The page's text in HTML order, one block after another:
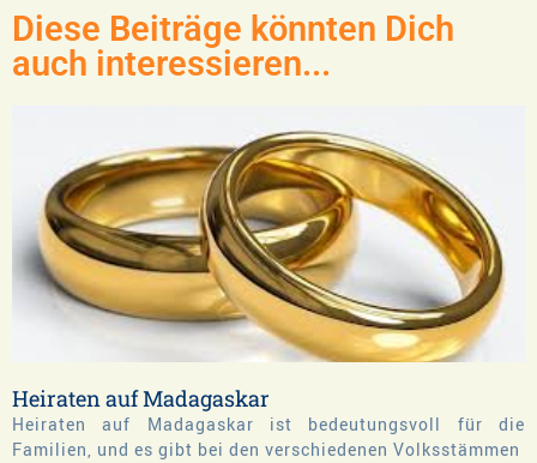
Diese Beiträge könnten Dich
auch interessieren...
Heiraten auf Madagaskar
Heiraten auf Madagaskar ist bedeutungsvoll für die
Familien, und es gibt bei den verschiedenen Volksstämmen